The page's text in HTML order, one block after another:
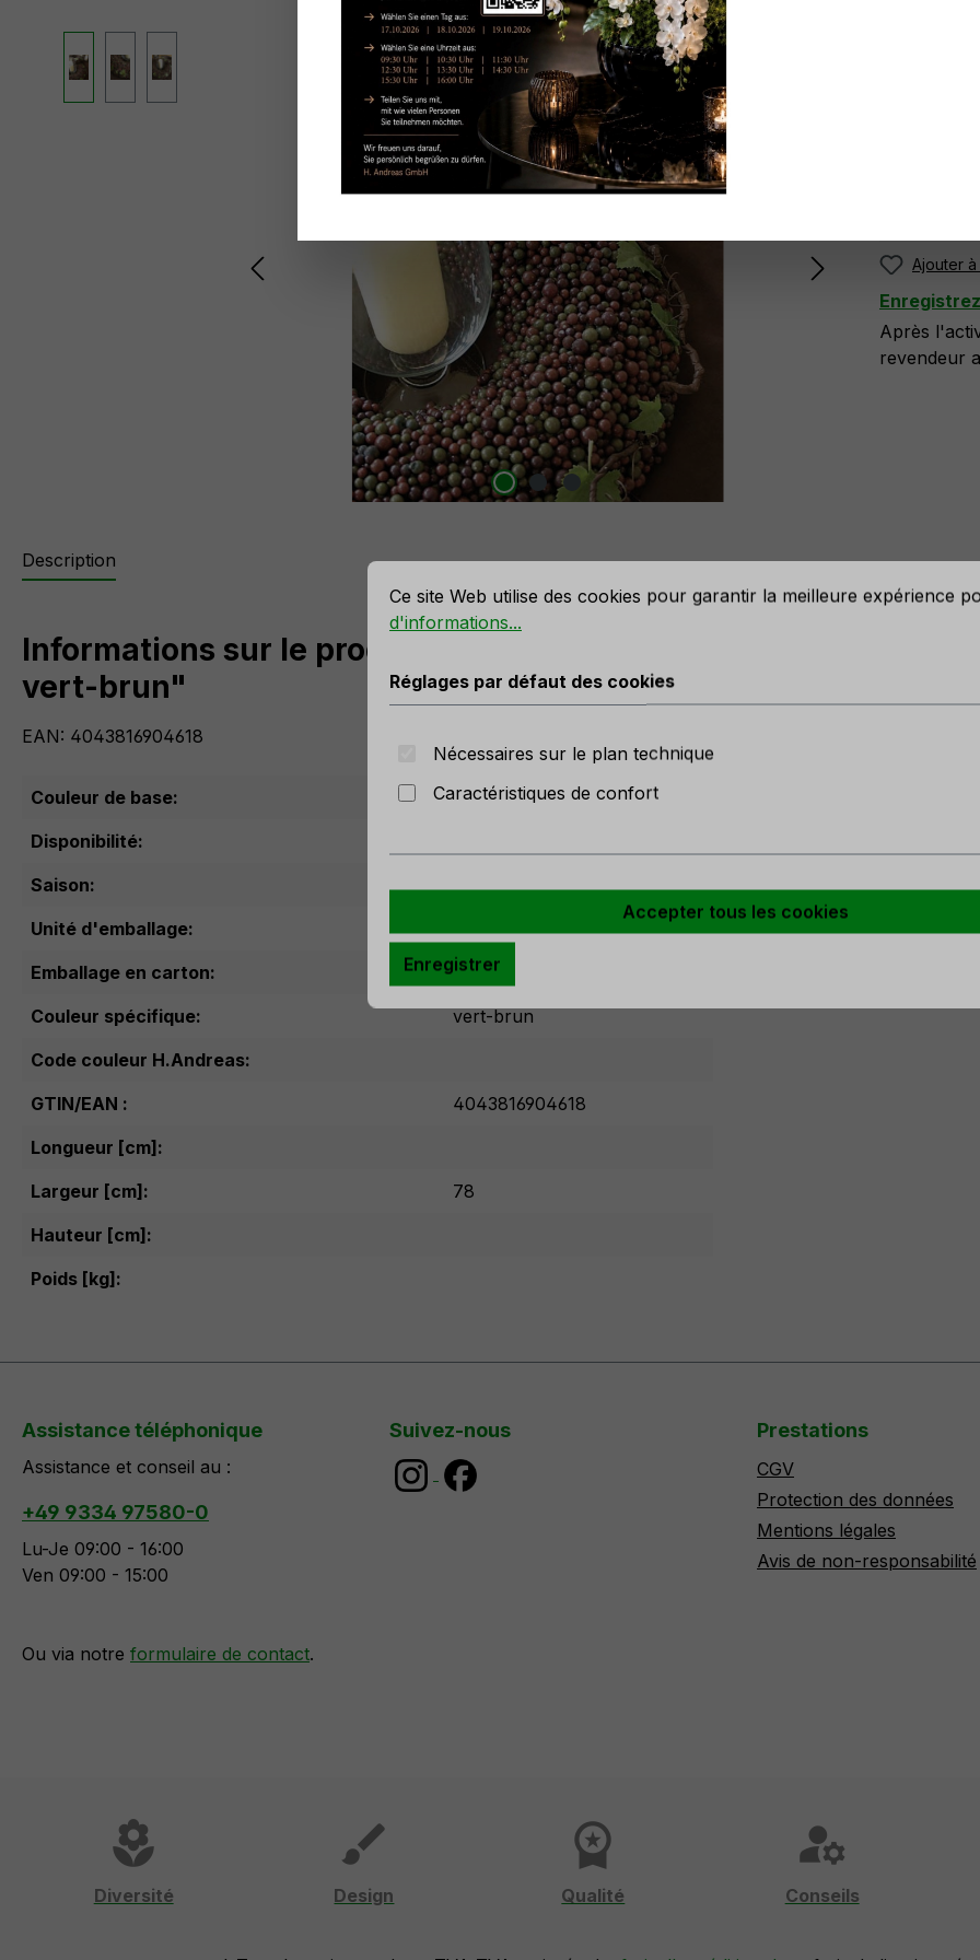
N'ayez
Ajouter
Après
revendeur
Description
Informations sur le produit "Couronne artificielle avec boules
vert-brun"
EAN: 4043816904618
Couleur de base:
Vert
Disponibilité:
Saison:
Hiver
Unité d'emballage:
Emballage en carton:
Couleur spécifique:
vert-brun
Code couleur H.Andreas:
GTIN/EAN :
4043816904618
Longueur [cm]:
Largeur [cm]:
78
Hauteur [cm]:
Poids [kg]:
Assistance téléphonique
Assistance et conseil au :
+49 9334 97580-0
Lu-Je 09:00 - 16:00
Ven 09:00 - 15:00
Ou via notre formulaire de contact.
Suivez-nous Prestations
CGV
Protection des données
Mentions légales
Avis de non-responsabilité
local_florist
Diversité
brush
Design
workspace_premium
Qualité
manage_accounts
Conseils
Réglages par défaut des cookies
meilleure expérience possible.
Plus d'informations...
Ce site Web utilise des cookies pour garantir la meilleure expérience
d'informations...
Réglages par défaut des cookies
Nécessaires sur le plan technique
Caractéristiques de confort
Accepter tous les cookies
Enregistrer